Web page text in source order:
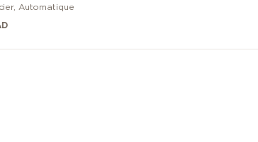
, Automatique